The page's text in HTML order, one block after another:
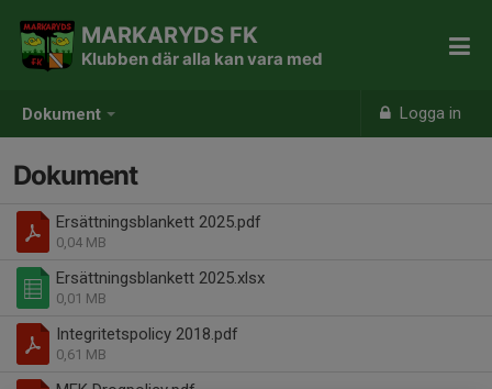
Dokument Logga in
MARKARYDS FK
Klubben där alla kan vara med
Dokument
Ersättningsblankett 2025.pdf
0,04 MB
Ersättningsblankett 2025.xlsx
0,01 MB
Integritetspolicy 2018.pdf
0,61 MB